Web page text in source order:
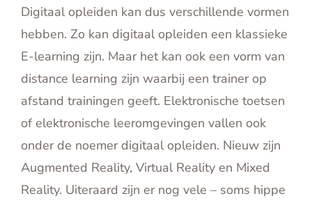
Digitaal opleiden kan dus verschillende vormen
hebben. Zo kan digitaal opleiden een klassieke
E-learning zijn. Maar het kan ook een vorm van
distance learning zijn waarbij een trainer op
afstand trainingen geeft. Elektronische toetsen
of elektronische leeromgevingen vallen ook
onder de noemer digitaal opleiden. Nieuw zijn
Augmented Reality, Virtual Reality en Mixed
Reality. Uiteraard zijn er nog vele – soms hippe